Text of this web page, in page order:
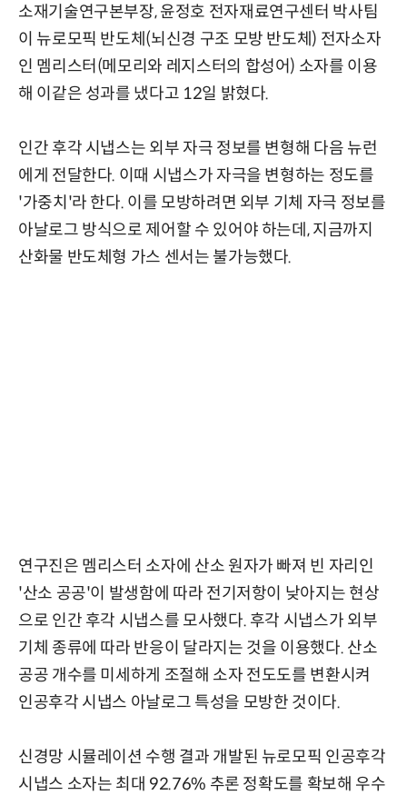
소재기술연구본부장, 윤정호 전자재료연구센터 박사팀
이 뉴로모픽 반도체(뇌신경 구조 모방 반도체) 전자소자
인 멤리스터(메모리와 레지스터의 합성어) 소자를 이용
해 이같은 성과를 냈다고 12일 밝혔다.
인간 후각 시냅스는 외부 자극 정보를 변형해 다음 뉴런
에게 전달한다. 이때 시냅스가 자극을 변형하는 정도를
'가중치'라 한다. 이를 모방하려면 외부 기체 자극 정보를
아날로그 방식으로 제어할 수 있어야 하는데, 지금까지
산화물 반도체형 가스 센서는 불가능했다.
연구진은 멤리스터 소자에 산소 원자가 빠져 빈 자리인
'산소 공공'이 발생함에 따라 전기저항이 낮아지는 현상
으로 인간 후각 시냅스를 모사했다. 후각 시냅스가 외부
기체 종류에 따라 반응이 달라지는 것을 이용했다. 산소
공공 개수를 미세하게 조절해 소자 전도도를 변환시켜
인공후각 시냅스 아날로그 특성을 모방한 것이다.
신경망 시뮬레이션 수행 결과 개발된 뉴로모픽 인공후각
시냅스 소자는 최대 92.76% 추론 정확도를 확보해 우수